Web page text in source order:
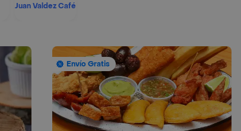
Juan Valdez Café
Envío Gratis